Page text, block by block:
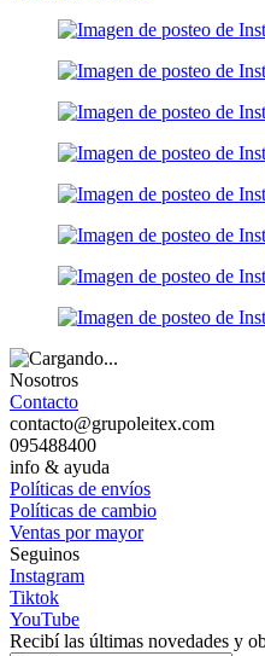
Nosotros
Contacto
contacto@grupoleitex.com
095488400
info & ayuda
Políticas de envíos
Políticas de cambio
Ventas por mayor
Seguinos
Instagram
Tiktok
YouTube
Recibí las últimas novedades y